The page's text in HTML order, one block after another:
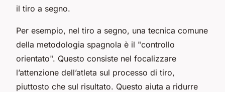
il tiro a segno.
Per esempio, nel tiro a segno, una tecnica comune
della metodologia spagnola è il "controllo
orientato". Questo consiste nel focalizzare
l’attenzione dell’atleta sul processo di tiro,
piuttosto che sul risultato. Questo aiuta a ridurre